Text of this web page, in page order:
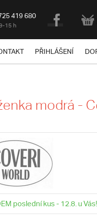
419 680
15 h
PŘIHLÁŠENÍ
modrá -
poslední kus - 12.8. u Vás!